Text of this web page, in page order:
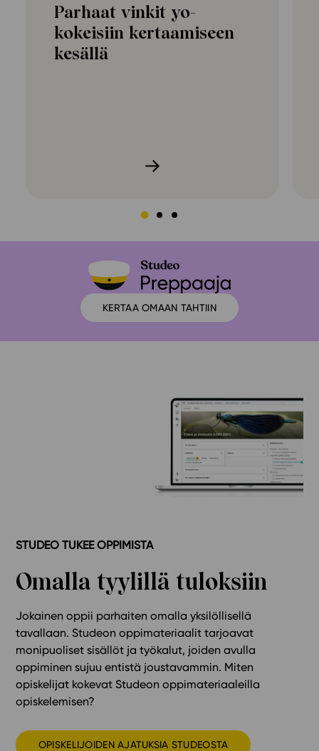
Ohjevideot
Oppikirjailijat
Parhaat vinkit yo-
kokeisiin kertaamiseen
kesällä
KERTAA OMAAN TAHTIIN
STUDEO TUKEE OPPIMISTA
Omalla tyylillä tuloksiin
Jokainen oppii parhaiten omalla yksilöllisellä
tavallaan. Studeon oppimateriaalit tarjoavat
monipuoliset sisällöt ja työkalut, joiden avulla
oppiminen sujuu entistä joustavammin. Miten
opiskelijat kokevat Studeon oppimateriaaleilla
opiskelemisen?
OPISKELIJOIDEN AJATUKSIA STUDEOSTA